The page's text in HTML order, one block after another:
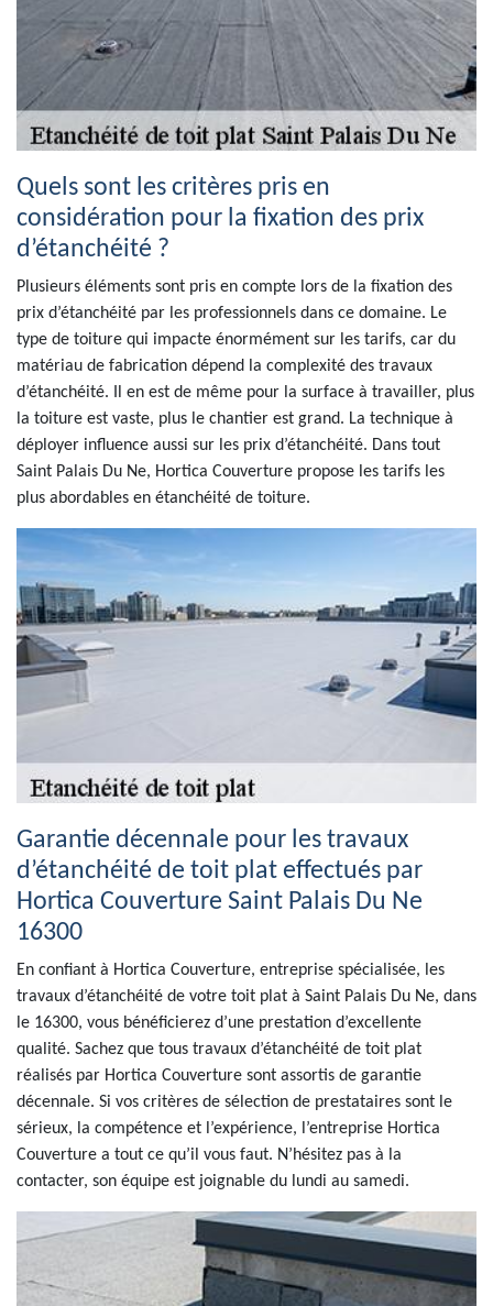
Quels sont les critères pris en
considération pour la fixation des prix
d’étanchéité ?
Plusieurs éléments sont pris en compte lors de la fixation des
prix d’étanchéité par les professionnels dans ce domaine. Le
type de toiture qui impacte énormément sur les tarifs, car du
matériau de fabrication dépend la complexité des travaux
d’étanchéité. Il en est de même pour la surface à travailler, plus
la toiture est vaste, plus le chantier est grand. La technique à
déployer influence aussi sur les prix d’étanchéité. Dans tout
Saint Palais Du Ne, Hortica Couverture propose les tarifs les
plus abordables en étanchéité de toiture.
Garantie décennale pour les travaux
d’étanchéité de toit plat effectués par
Hortica Couverture Saint Palais Du Ne
16300
En confiant à Hortica Couverture, entreprise spécialisée, les
travaux d’étanchéité de votre toit plat à Saint Palais Du Ne, dans
le 16300, vous bénéficierez d’une prestation d’excellente
qualité. Sachez que tous travaux d’étanchéité de toit plat
réalisés par Hortica Couverture sont assortis de garantie
décennale. Si vos critères de sélection de prestataires sont le
sérieux, la compétence et l’expérience, l’entreprise Hortica
Couverture a tout ce qu’il vous faut. N’hésitez pas à la
contacter, son équipe est joignable du lundi au samedi.